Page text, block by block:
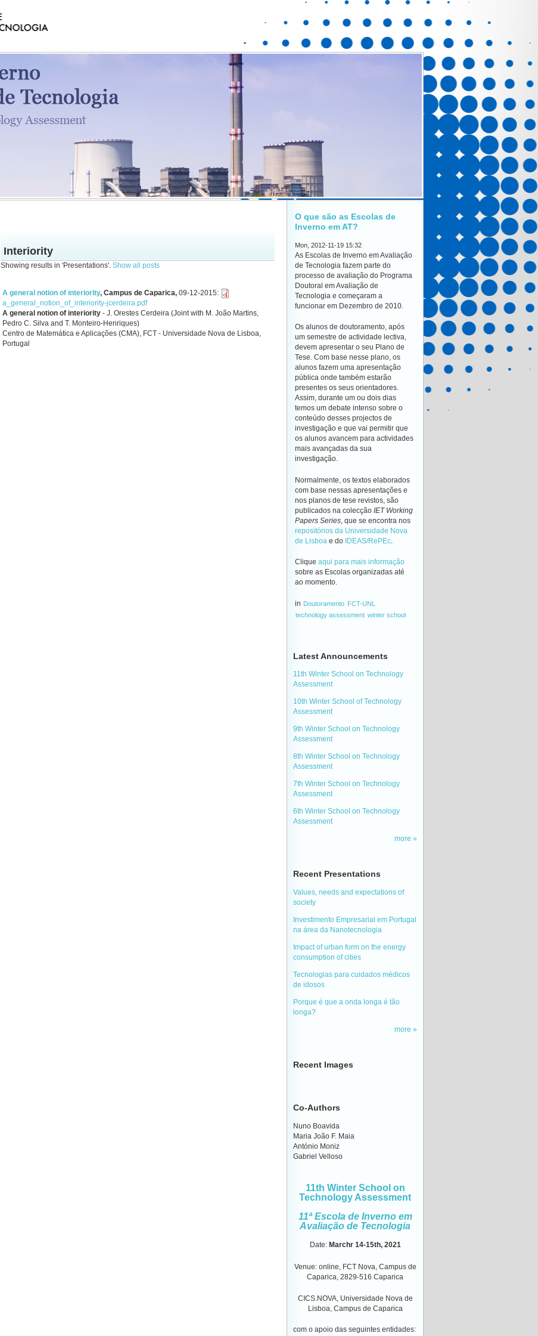
Interiority
Showing results in 'Presentations'. Show all posts
A general notion of interiority, Campus de Caparica, 09-12-2015:
a_general_notion_of_interiority-jcerdeira.pdf
A general notion of interiority - J. Orestes Cerdeira (Joint with M. João Martins,
Pedro C. Silva and T. Monteiro-Henriques)
Centro de Matemática e Aplicações (CMA), FCT - Universidade Nova de Lisboa,
Portugal
O que são as Escolas de
Inverno em AT?
Mon, 2012-11-19 15:32
As Escolas de Inverno em Avaliação
de Tecnologia fazem parte do
processo de avaliação do Programa
Doutoral em Avaliação de
Tecnologia e começaram a
funcionar em Dezembro de 2010.
Os alunos de doutoramento, após
um semestre de actividade lectiva,
devem apresentar o seu Plano de
Tese. Com base nesse plano, os
alunos fazem uma apresentação
pública onde também estarão
presentes os seus orientadores.
Assim, durante um ou dois dias
temos um debate intenso sobre o
conteúdo desses projectos de
investigação e que vai permitir que
os alunos avancem para actividades
mais avançadas da sua
investigação.
Normalmente, os textos elaborados
com base nessas apresentações e
nos planos de tese revistos, são
publicados na colecção IET Working
Papers Series , que se encontra nos
repositórios da Universidade Nova
de Lisboa e do IDEAS/RePEc
Clique aqui para mais informação
sobre as Escolas organizadas até
ao momento.
in Doutoramento FCT-UNL
technology assessment winter school
Latest Announcements
11th Winter School on Technology
Assessment
10th Winter School of Technology
Assessment
9th Winter School on Technology
Assessment
8th Winter School on Technology
Assessment
7th Winter School on Technology
Assessment
6th Winter School on Technology
Assessment
more
Recent Presentations
Values, needs and expectations of
society
Investimento Empresarial em Portugal
na área da Nanotecnologia
Impact of urban form on the energy
consumption of cities
Tecnologias para cuidados médicos
de idosos
Porque é que a onda longa é tão
longa?
more
Recent Images
Co-Authors
Nuno Boavida
Maria João F. Maia
António Moniz
Gabriel Velloso
11th Winter School on
Technology Assessment
11ª Escola de Inverno em
Avaliação de Tecnologia
Date: Marchr 14-15th, 2021
Venue: online, FCT Nova, Campus de
Caparica, 2829-516 Caparica
CICS.NOVA, Universidade Nova de
Lisboa, Campus de Caparica
com o apoio das seguintes entidades: